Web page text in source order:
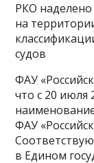
РКО
на
судов
ФАУ
что с 20 июля
ФАУ
в Едином